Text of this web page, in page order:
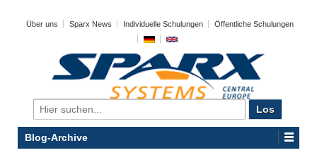
Über uns Sparx News Individuelle Schulungen Öffentliche Schulungen
Search
for:
Blog-Archive